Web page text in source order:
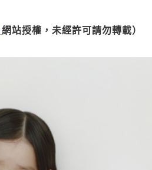
網站授權，未經許可請勿轉載）